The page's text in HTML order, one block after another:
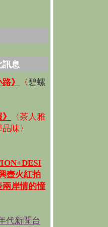
訊息
》 〈碧螺
〈茶人雅
味〉
壺火紅拍
岸情的憧
代新聞台